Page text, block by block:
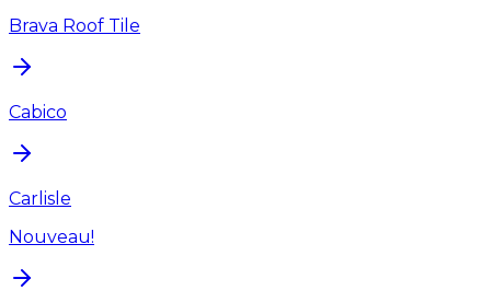
Brava Roof Tile
Cabico
Carlisle
Nouveau!